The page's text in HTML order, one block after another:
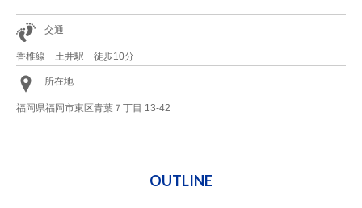
交通
香椎線 土井駅 徒歩10分
所在地
福岡県福岡市東区青葉７丁目 13-42
OUTLINE